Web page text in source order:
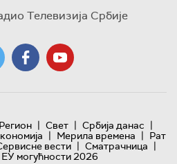
Телевизија Србије
Регион | Свет | Србија данас |
| Мерила времена | Рат
вести | Сматрачница |
ЕУ могућности 2026